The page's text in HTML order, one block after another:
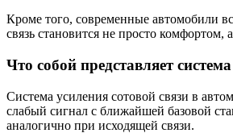
Кроме того, современные автомобили
связь становится не просто комфортом,
Что собой представляет
Система усиления сотовой связи в
слабый сигнал с ближайшей базовой
аналогично при исходящей связи.